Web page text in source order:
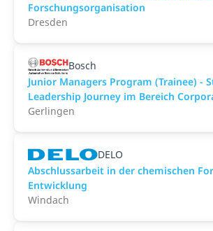
Forschungsorganisation
Dresden
Bosch
Junior Managers Program (Trainee) -
Leadership Journey im Bereich
Gerlingen
DELO
Abschlussarbeit in der chemischen
Entwicklung
Windach